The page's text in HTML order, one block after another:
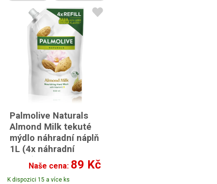
Palmolive Naturals
Almond Milk tekuté
mýdlo náhradní náplň
1L (4x náhradní
náplň)
Naše cena: 89 Kč
K dispozici 15 a více ks